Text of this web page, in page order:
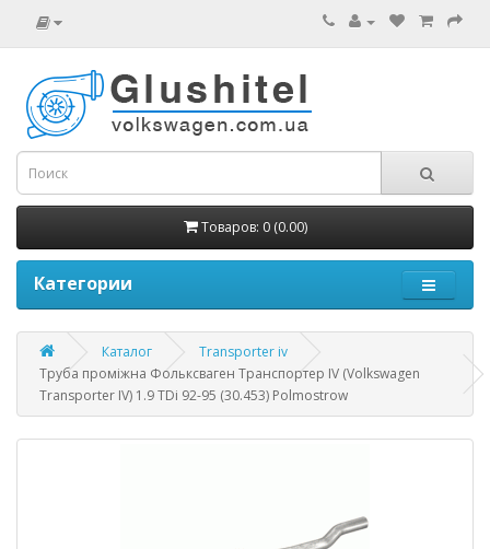
Товаров: 0 (0.00)
Категории
Каталог
Transporter iv
Труба проміжна Фольксваген Транспортер IV (Volkswagen
Transporter IV) 1.9 TDi 92-95 (30.453) Polmostrow